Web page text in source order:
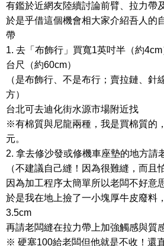
有鑑於近網友陸續討論前臂、拉力帶
於是乎借這個機會相大家介紹吾人的
帶
1. 去「布飾行」買寬1英吋半（約
台尺（約60cm）
（是布飾行、不是布行；賣拉鏈、針
方）
台北可去迪化街水源市場附近找
※有棉質與尼龍兩種，我是買棉質的
元。
2. 拿去修沙發或修機車座墊的地方請
（不建議自己縫！因為很難縫，而且
因為加工程序太簡單所以老闆不好意
於是我在地上撿了一小塊厚牛皮廢料
3.5cm
再請老闆縫在拉力帶上加強觸感與質
※ 硬塞100給老闆但他就是不收！還